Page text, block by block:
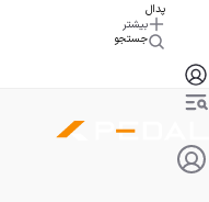
پدال
بیشتر
جستجو